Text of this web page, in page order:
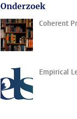
Onderzoek
Coherent
Empirical